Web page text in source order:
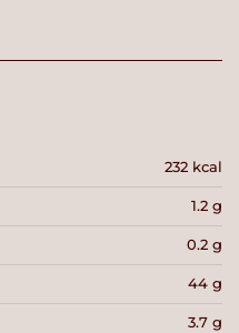
232 kcal
1.2 g
0.2 g
44 g
3.7 g